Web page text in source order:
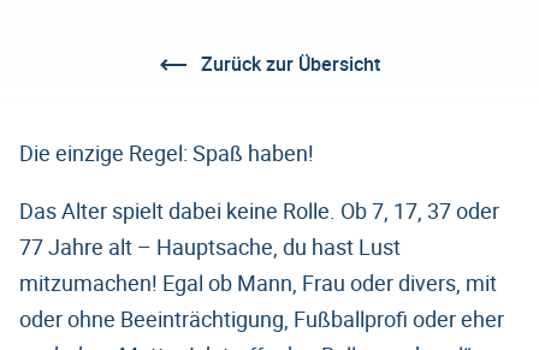
Zurück zur Übersicht
Die einzige Regel: Spaß haben!
Das Alter spielt dabei keine Rolle. Ob 7, 17, 37 oder
77 Jahre alt – Hauptsache, du hast Lust
mitzumachen! Egal ob Mann, Frau oder divers, mit
oder ohne Beeinträchtigung, Fußballprofi oder eher